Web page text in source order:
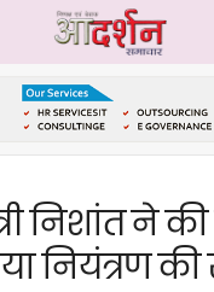
निशांत ने
नियंत्रण की